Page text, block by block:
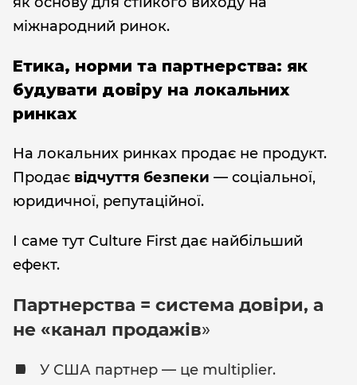
міжнародний ринок.
Етика, норми та партнерства: як
будувати довіру на локальних
ринках
На локальних ринках продає не продукт.
Продає відчуття безпеки — соціальної,
юридичної, репутаційної.
І саме тут Culture First дає найбільший
ефект.
Партнерства = система довіри, а
не «канал продажів»
У США партнер — це multiplier.